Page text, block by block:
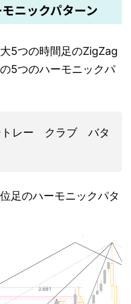
ニックパターン
5つの時間足のZigZag
5つのハーモニックパ
レー クラブ バタ
足のハーモニックパタ